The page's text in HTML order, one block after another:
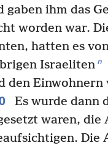
ihm das
worden war.
hatten es
Israeliten n
den Einwohnern
Es wurde dann
waren, die
Die